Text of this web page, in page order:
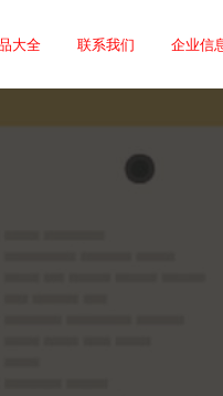
大全 联系我们 企业信